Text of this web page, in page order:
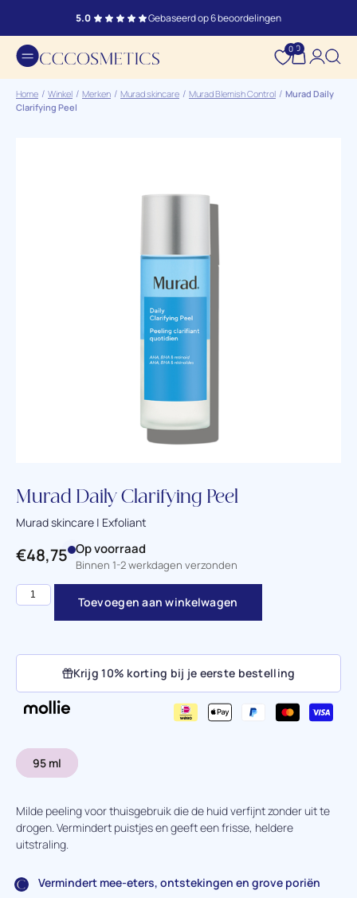
5.0 Gebaseerd op 6 beoordelingen
0 0
Home Winkel Merken Murad skincare Murad Blemish Control
Murad Daily
Clarifying Peel
Murad Daily Clarifying Peel
Murad skincare | Exfoliant
95 ml
Milde peeling voor thuisgebruik die de huid verfijnt zonder uit te
drogen. Vermindert puistjes en geeft een frisse, heldere
uitstraling.
Vermindert mee-eters, ontstekingen en grove poriën
€48,75 Op voorraad
Binnen 1-2 werkdagen verzonden
Toevoegen aan winkelwagen
Krijg 10% korting bij je eerste bestelling